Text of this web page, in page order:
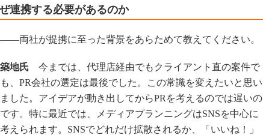
連携する必要があるのか
――両社が提携に至った背景をあらためて教えてください。
築地氏 今までは、代理店経由でもクライアント直の案件で
も、PR会社の選定は最後でした。この常識を変えたいと思い
ました。アイデアが動き出してからPRを考えるのでは遅いの
です。特に最近では、メディアプランニングはSNSを中心に
考えられます。SNSでどれだけ拡散されるか、「いいね！」